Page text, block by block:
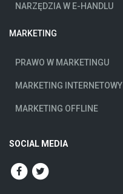
NARZĘDZIA W E-HANDLU
MARKETING
PRAWO W MARKETINGU
MARKETING INTERNETOWY
MARKETING OFFLINE
SOCIAL MEDIA